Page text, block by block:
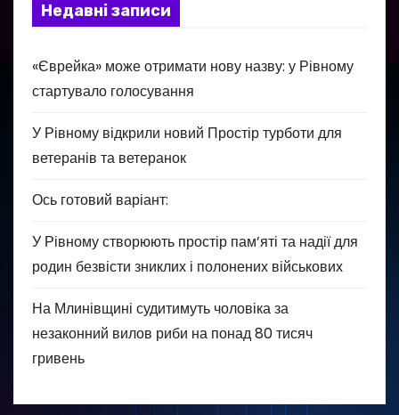
Недавні записи
«Єврейка» може отримати нову назву: у Рівному
стартувало голосування
У Рівному відкрили новий Простір турботи для
ветеранів та ветеранок
Ось готовий варіант:
У Рівному створюють простір пам’яті та надії для
родин безвісти зниклих і полонених військових
На Млинівщині судитимуть чоловіка за
незаконний вилов риби на понад 80 тисяч
гривень